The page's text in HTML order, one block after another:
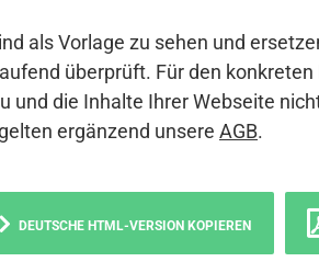
als Vorlage zu sehen und
überprüft. Für den
und die Inhalte Ihrer Webseite
ergänzend unsere AGB.
DEUTSCHE HTML-VERSION KOPIEREN